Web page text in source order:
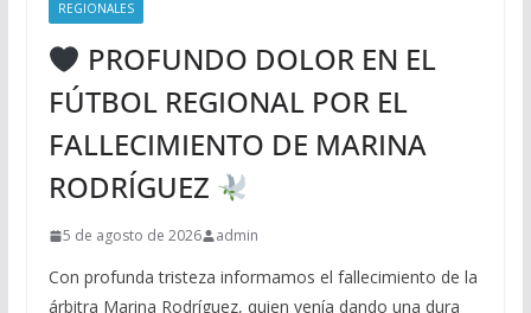
REGIONALES
PROFUNDO DOLOR EN EL
FÚTBOL REGIONAL POR EL
FALLECIMIENTO DE MARINA
RODRÍGUEZ
5 de agosto de 2026 admin
Con profunda tristeza informamos el fallecimiento de la
árbitra Marina Rodríguez, quien venía dando una dura